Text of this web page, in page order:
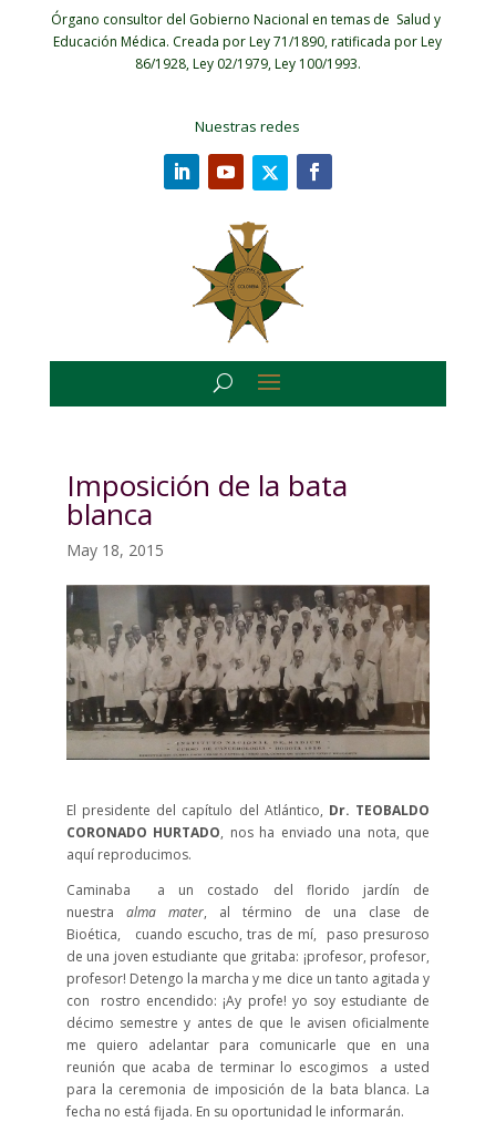
Órgano consultor del Gobierno Nacional en temas de Salud y
Educación Médica. Creada por Ley 71/1890, ratificada por Ley
86/1928, Ley 02/1979, Ley 100/1993.
Nuestras redes
Imposición de la bata
blanca
May 18, 2015
El presidente del capítulo del Atlántico, Dr. TEOBALDO
CORONADO HURTADO, nos ha enviado una nota, que
aquí reproducimos.
Caminaba a un costado del florido jardín de
nuestra alma mater, al término de una clase de
Bioética, cuando escucho, tras de mí, paso presuroso
de una joven estudiante que gritaba: ¡profesor, profesor,
profesor! Detengo la marcha y me dice un tanto agitada y
con rostro encendido: ¡Ay profe! yo soy estudiante de
décimo semestre y antes de que le avisen oficialmente
me quiero adelantar para comunicarle que en una
reunión que acaba de terminar lo escogimos a usted
para la ceremonia de imposición de la bata blanca. La
fecha no está fijada. En su oportunidad le informarán.